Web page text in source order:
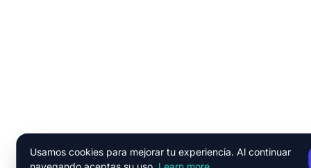
Usamos cookies para mejorar tu experiencia. Al continuar